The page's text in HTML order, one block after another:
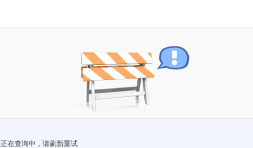
正在查询中，请刷新重试